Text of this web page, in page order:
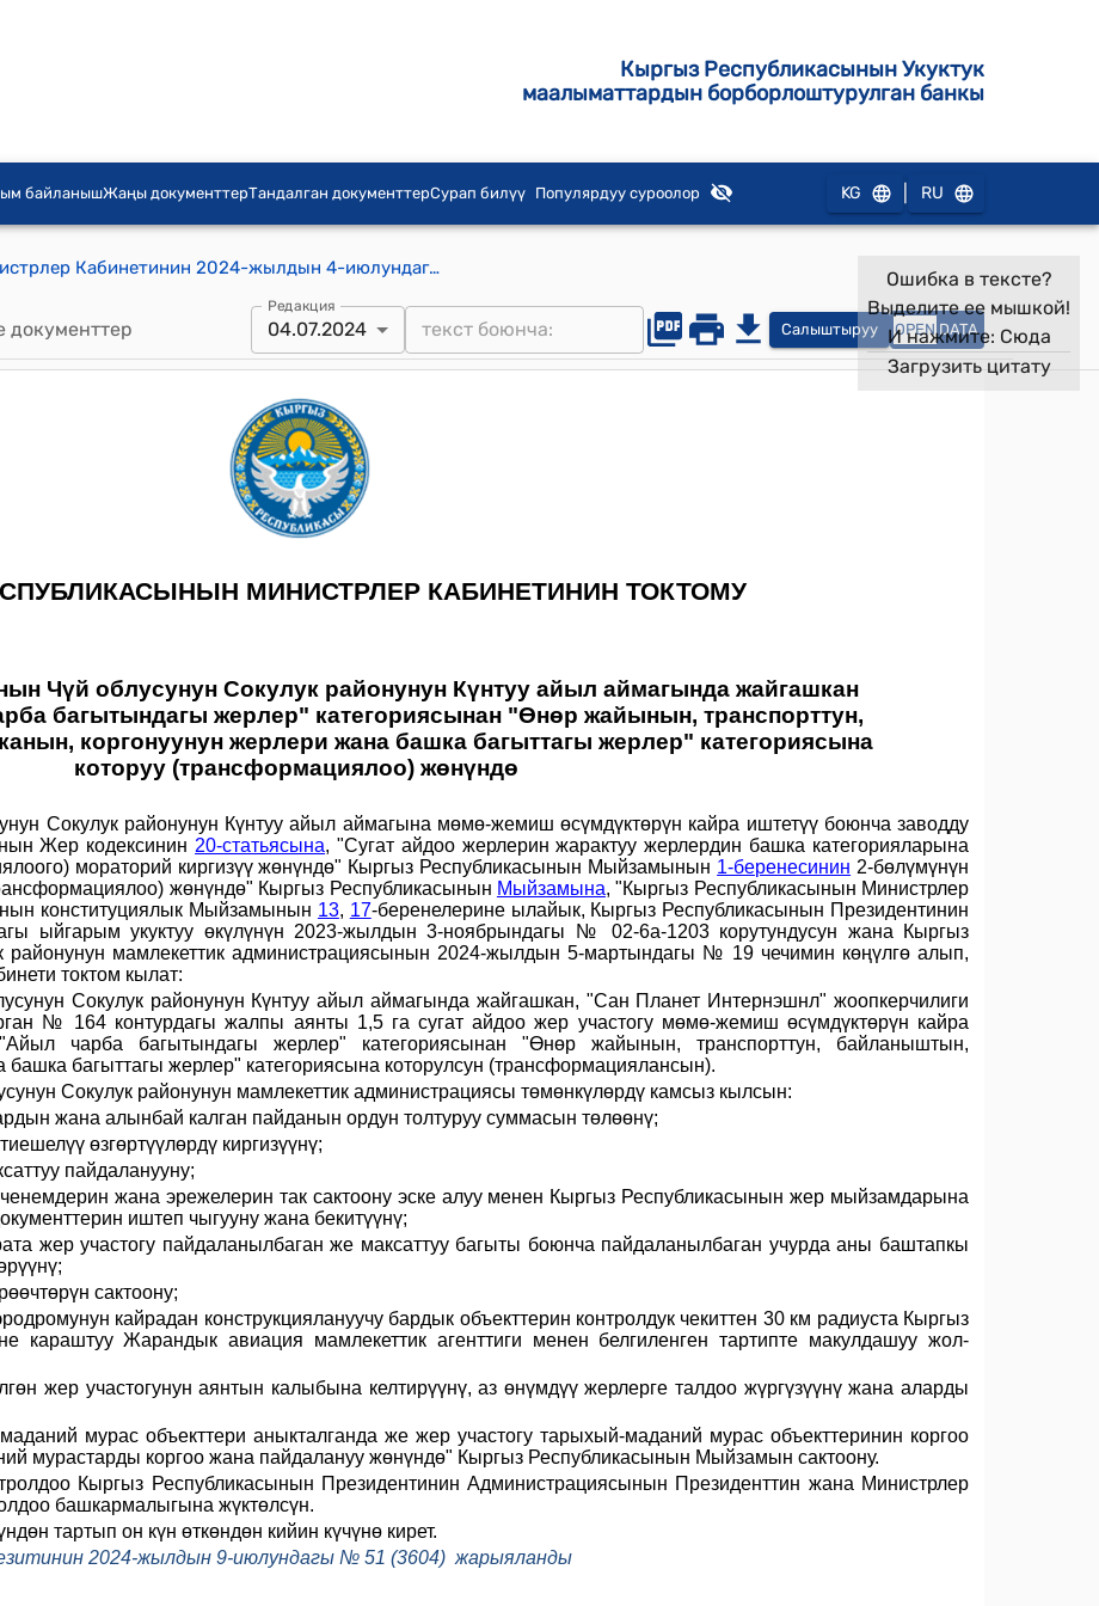
Кыргыз Республикасынын Укуктук
маалыматтардын борборлоштурулган банкы
байланышЖаңы документтерТандалган документтерСурап билүү Популярдуу суроолор KG RU
Кыргыз Республикасынын Министрлер Кабинетинин 2024-жылдын 4-июлундагы № 355 "Кыргыз Республикасынын Чүй облусунун Сокулук районунун Күнтуу айыл аймагында жайгашкан жер участогун "Айыл чарба багытындагы жерлер" категориясынан "Өнөр жайынын, транспорттун, байланыштын, энергетиканын, коргонуунун жерлери жана башка багыттагы жерлер" категориясына которуу (трансформациялоо) жөнүндө" токтому
документтер
Редакция
04.07.2024 Салыштыруу OPEN DATA
Ошибка в тексте?
Выделите ее мышкой!
И нажмите: Сюда
Загрузить цитату